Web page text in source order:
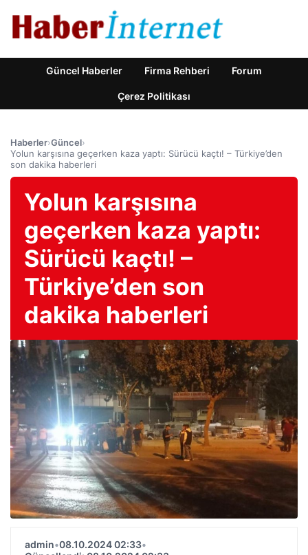
Güncel Haberler Firma Rehberi Forum
Çerez Politikası
Haberler›Güncel›
Yolun karşısına geçerken kaza yaptı: Sürücü kaçtı! – Türkiye’den
son dakika haberleri
Yolun karşısına
geçerken kaza yaptı:
Sürücü kaçtı! –
Türkiye’den son
dakika haberleri
admin•08.10.2024 02:33•